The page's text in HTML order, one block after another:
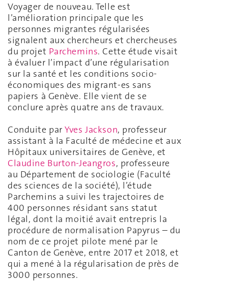
Voyager de nouveau. Telle est
l’amélioration principale que les
personnes migrantes régularisées
signalent aux chercheurs et chercheuses
du projet Parchemins. Cette étude visait
à évaluer l’impact d’une régularisation
sur la santé et les conditions socio-
économiques des migrant-es sans
papiers à Genève. Elle vient de se
conclure après quatre ans de travaux.
Conduite parYves Jackson, professeur
assistant à la Faculté de médecine et aux
Hôpitaux universitaires de Genève, et
Claudine Burton-Jeangros, professeure
au Département de sociologie (Faculté
des sciences de la société), l’étude
Parchemins a suivi les trajectoires de
400 personnes résidant sans statut
légal, dont la moitié avait entrepris la
procédure de normalisation Papyrus – du
nom de ce projet pilote mené par le
Canton de Genève, entre 2017 et 2018, et
qui a mené à la régularisation de près de
3000 personnes.